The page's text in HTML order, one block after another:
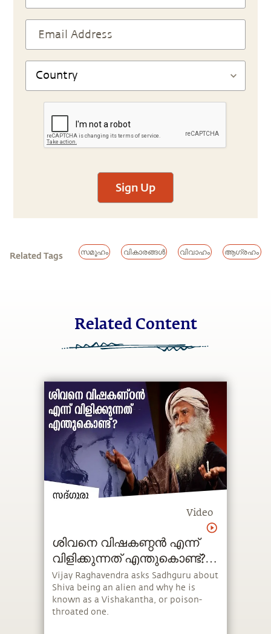
Sign Up
Related Tags സമൂഹം വികാരങ്ങൾ വിവാഹം ആഗ്രഹം
Related Content
Video
ശിവനെ വിഷകണ്ഠൻ എന്ന്
വിളിക്കുന്നത് എന്തുകൊണ്ട്?
How Shiva's Throat Turned
Blue?
Vijay Raghavendra asks Sadhguru about
Shiva being an alien and why he is
known as a Vishakantha, or poison-
throated one.